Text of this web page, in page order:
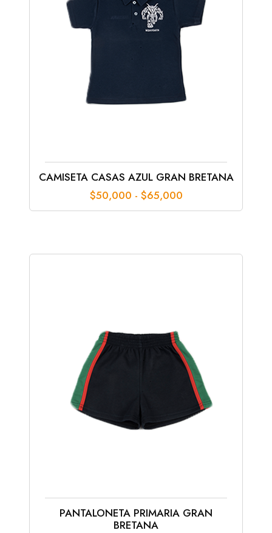
CAMISETA CASAS AZUL GRAN BRETANA
$50,000 - $65,000Rango
hasta
PANTALONETA PRIMARIA GRAN
BRETANA